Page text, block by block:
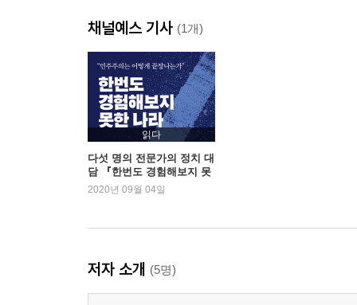
거짓 등가성의 오류
나꼼수 모델
‘문팬’의 계보학
미디어와 지식 시장의 소비자들
‘부아양’(voyant), 보는 능력을 가진 사람들
3장 새로운 정치 플랫폼, 팬덤 정치
팬덤, 정치를 하다
슈도(pseudo) 팬덤
팬덤 정당, 열린민주당
채널예스 기사 (1개)
읽다
다섯 명의 전문가의 정치 대
담 『한번도 경험해보지 못
한 나라』 2주 연속 1위
2020년 09월 04일
저자 소개 (5명)